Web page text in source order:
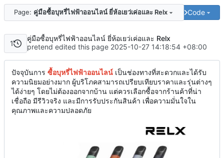
Page: คู่มือซื้อบุหรี่ไฟฟ้าออนไลน์ ยี่ห้อเยว่เค่อและ Relx Code
1
คู่มือซื้อบุหรี่ไฟฟ้าออนไลน์ ยี่ห้อเยว่เค่อและ Relx
pretend edited this page 2025-10-27 14:18:54 +08:00
ปัจจุบันการ ซื้อบุหรี่ไฟฟ้าออนไลน์ เป็นช่องทางที่สะดวกและได้รับ
ความนิยมอย่างมาก ผู้บริโภคสามารถเปรียบเทียบราคาและรุ่นต่างๆ
ได้ง่ายๆ โดยไม่ต้องออกจากบ้าน แต่ควรเลือกซื้อจากร้านค้าที่น่า
เชื่อถือ มีรีวิวจริง และมีการรับประกันสินค้า เพื่อความมั่นใจใน
คุณภาพและความปลอดภัย